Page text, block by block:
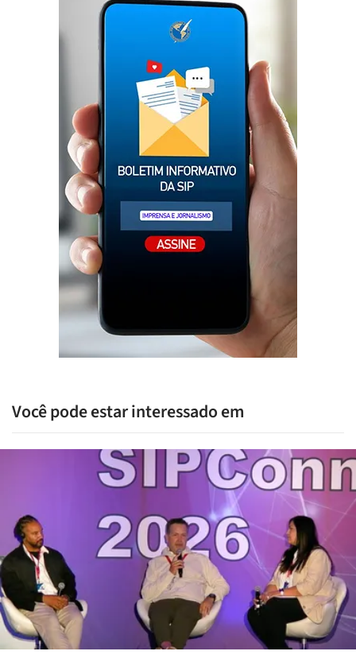
Você pode estar interessado em